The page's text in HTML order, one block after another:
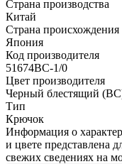
Страна производства
Китай
Страна происхождения
Япония
Код производителя
51674BC-1/0
Цвет производителя
Черный блестящий
Тип
Крючок
Информация о
и цвете представлена
свежих сведениях на